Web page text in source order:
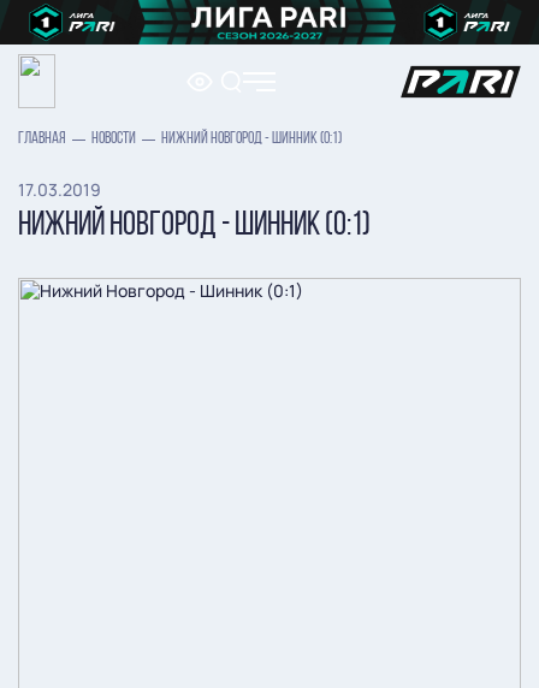
ГЛАВНАЯ НОВОСТИ НИЖНИЙ НОВГОРОД - ШИННИК (0:1)
17.03.2019
НИЖНИЙ НОВГОРОД - ШИННИК (0:1)